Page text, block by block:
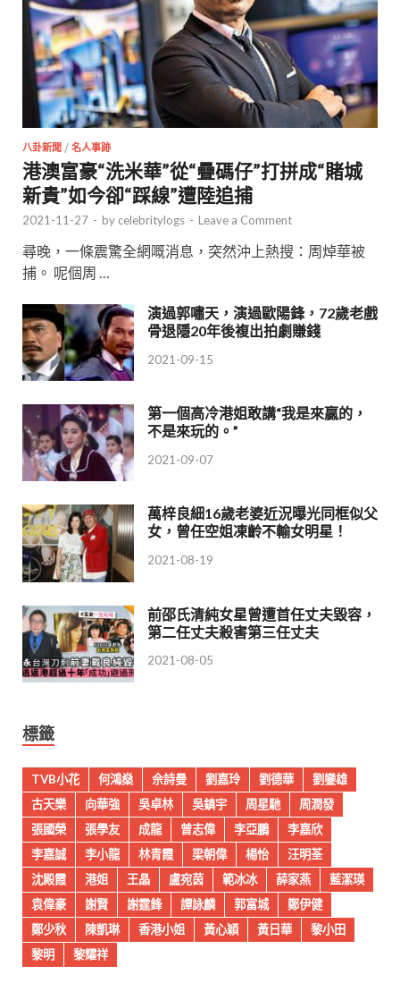
八卦新聞 / 名人事跡
港澳富豪“洗米華”從“疊碼仔”打拼成“賭城
新貴”如今卻“踩線”遭陸追捕
2021-11-27 - by celebritylogs - Leave a Comment
尋晚，一條震驚全網嘅消息，突然沖上熱搜：周焯華被
捕。 呢個周 …
演過郭嘯天，演過歐陽鋒，72歲老戲
骨退隱20年後複出拍劇賺錢
2021-09-15
第一個高冷港姐敢講“我是來贏的，
不是來玩的。”
2021-09-07
萬梓良細16歲老婆近況曝光同框似父
女，曾任空姐凍齡不輸女明星！
2021-08-19
前邵氏清純女星曾遭首任丈夫毀容，
第二任丈夫殺害第三任丈夫
2021-08-05
標籤
TVB小花 何鴻燊 佘詩曼 劉嘉玲 劉德華
劉鑾雄
古天樂
向華強 吳卓林 吳鎮宇 周星馳
周潤發
張國榮
張學友 成龍 曾志偉 李亞鵬
李嘉欣
李嘉誠
李小龍 林青霞 梁朝偉 楊怡
汪明荃
沈殿霞
港姐 王晶 盧宛茵 範冰冰 薛家燕
藍潔瑛
袁偉豪
謝賢 謝霆鋒 譚詠麟 郭富城
鄭伊健
鄭少秋
陳凱琳 香港小姐 黃心穎 黃日華
黎小田
黎明
黎耀祥